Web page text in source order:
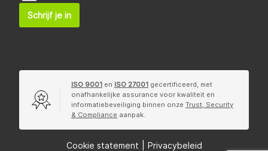
Schrijf je in
ISO 9001 en ISO 27001 gecertificeerd, met
onafhankelijke assurance voor kwaliteit en
informatiebeveiliging binnen onze Trust, Security
& Compliance aanpak.
Cookie statement Privacybeleid